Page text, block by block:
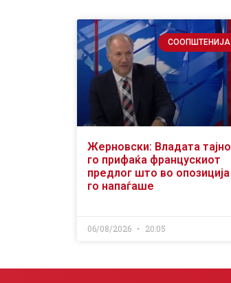
СООПШТЕНИЈА
Жерновски: Владата тајно
го прифаќа францускиот
предлог што во опозиција
го напаѓаше
06/08/2026 20:05